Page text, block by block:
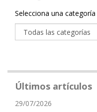
Categoría
Selecciona una categoría
Últimos artículos
29/07/2026